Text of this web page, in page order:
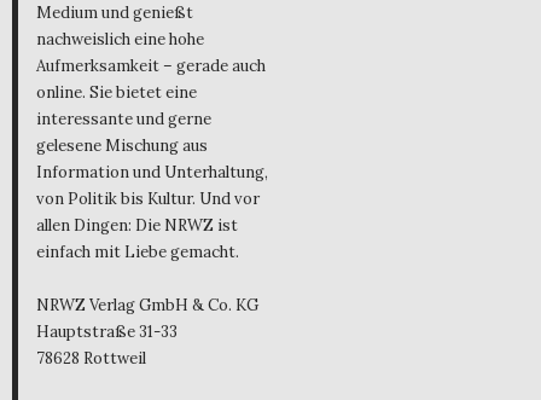
Medium und genießt
nachweislich eine hohe
Aufmerksamkeit – gerade auch
online. Sie bietet eine
interessante und gerne
gelesene Mischung aus
Information und Unterhaltung,
von Politik bis Kultur. Und vor
allen Dingen: Die NRWZ ist
einfach mit Liebe gemacht.
NRWZ Verlag GmbH & Co. KG
Hauptstraße 31-33
78628 Rottweil